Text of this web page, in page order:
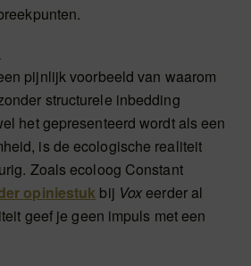
pijnlijk voorbeeld van waarom
structurele inbedding
het gepresenteerd wordt als een
is de ecologische realiteit
Zoals ecoloog Constant
opiniestuk bij Voxeerder al
geef je geen impuls met een